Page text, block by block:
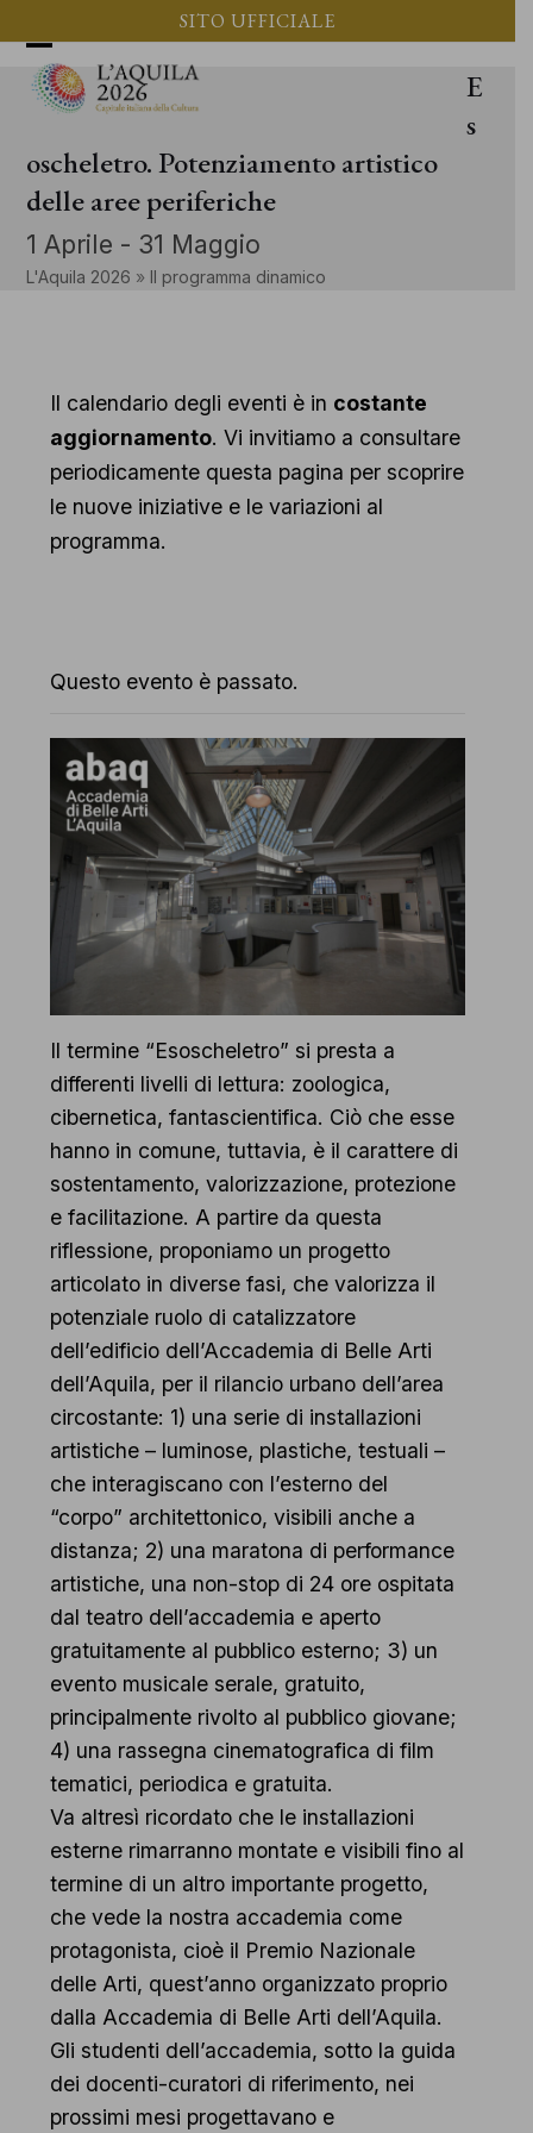
al
contenuto
SITO UFFICIALE
Apri
menu
mobile
Chiudi
menu
mobile
E
s
oscheletro. Potenziamento artistico
delle aree periferiche
1 Aprile - 31 Maggio
L'Aquila 2026 » Il programma dinamico
Il calendario degli eventi è in costante
aggiornamento. Vi invitiamo a consultare
periodicamente questa pagina per scoprire
le nuove iniziative e le variazioni al
programma.
Questo evento è passato.
Il termine “Esoscheletro” si presta a
differenti livelli di lettura: zoologica,
cibernetica, fantascientifica. Ciò che esse
hanno in comune, tuttavia, è il carattere di
sostentamento, valorizzazione, protezione
e facilitazione. A partire da questa
riflessione, proponiamo un progetto
articolato in diverse fasi, che valorizza il
potenziale ruolo di catalizzatore
dell’edificio dell’Accademia di Belle Arti
dell’Aquila, per il rilancio urbano dell’area
circostante: 1) una serie di installazioni
artistiche – luminose, plastiche, testuali –
che interagiscano con l’esterno del
“corpo” architettonico, visibili anche a
distanza; 2) una maratona di performance
artistiche, una non-stop di 24 ore ospitata
dal teatro dell’accademia e aperto
gratuitamente al pubblico esterno; 3) un
evento musicale serale, gratuito,
principalmente rivolto al pubblico giovane;
4) una rassegna cinematografica di film
tematici, periodica e gratuita.
Va altresì ricordato che le installazioni
esterne rimarranno montate e visibili fino al
termine di un altro importante progetto,
che vede la nostra accademia come
protagonista, cioè il Premio Nazionale
delle Arti, quest’anno organizzato proprio
dalla Accademia di Belle Arti dell’Aquila.
Gli studenti dell’accademia, sotto la guida
dei docenti-curatori di riferimento, nei
prossimi mesi progettavano e